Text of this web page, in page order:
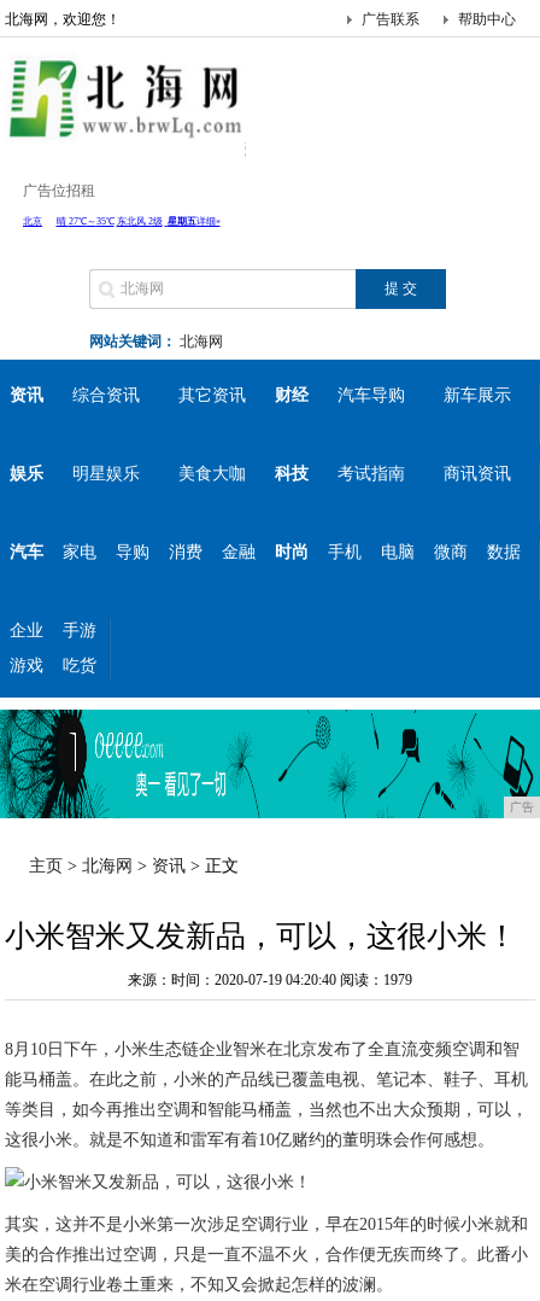
北海网，欢迎您！ 帮助中心
广告联系
广告位招租
网站关键词： 北海网
资讯 综合资讯 其它资讯 财经 汽车导购 新车展示
娱乐 明星娱乐 美食大咖 科技 考试指南 商讯资讯
汽车 家电 导购 消费 金融 时尚 手机 电脑 微商 数据
企业
手游
游戏
吃货
广告
主页 >北海网 > 资讯 > 正文
小米智米又发新品，可以，这很小米！
来源：时间：2020-07-19 04:20:40 阅读：1979
8月10日下午，小米生态链企业智米在北京发布了全直流变频空调和智
能马桶盖。在此之前，小米的产品线已覆盖电视、笔记本、鞋子、耳机
等类目，如今再推出空调和智能马桶盖，当然也不出大众预期，可以，
这很小米。就是不知道和雷军有着10亿赌约的董明珠会作何感想。
其实，这并不是小米第一次涉足空调行业，早在2015年的时候小米就和
美的合作推出过空调，只是一直不温不火，合作便无疾而终了。此番小
米在空调行业卷土重来，不知又会掀起怎样的波澜。